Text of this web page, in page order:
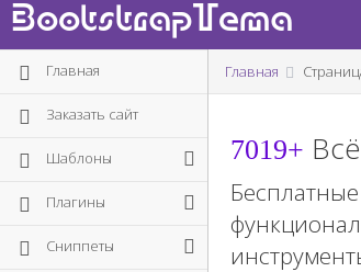
BootstrapTema
Главная
Заказать сайт
Шаблоны
Плагины
Сниппеты
Главная
7019+